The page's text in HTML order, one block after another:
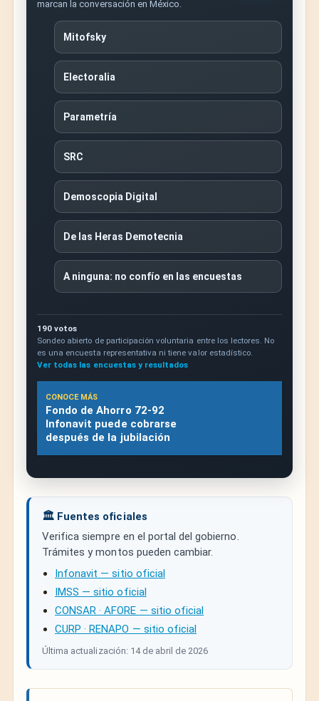
marcan la conversación en México.
Mitofsky
Electoralia
Parametría
SRC
Demoscopia Digital
De las Heras Demotecnia
A ninguna: no confío en las encuestas
190 votos
Sondeo abierto de participación voluntaria entre los lectores. No
es una encuesta representativa ni tiene valor estadístico.
Ver todas las encuestas y resultados
CONOCE MÁS
Fondo de Ahorro 72-92
Infonavit puede cobrarse
después de la jubilación
🏛️ Fuentes oficiales
Verifica siempre en el portal del gobierno.
Trámites y montos pueden cambiar.
Infonavit — sitio oficial
IMSS — sitio oficial
CONSAR · AFORE — sitio oficial
CURP · RENAPO — sitio oficial
Última actualización: 14 de abril de 2026